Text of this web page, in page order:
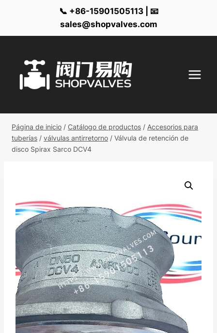
📞 +86-15901505113 | 📧
sales@shopvalves.com
contenido
Página de inicio / Catálogo de productos / Accesorios para
tuberías / válvulas antirretorno / Válvula de retención de
disco Spirax Sarco DCV4